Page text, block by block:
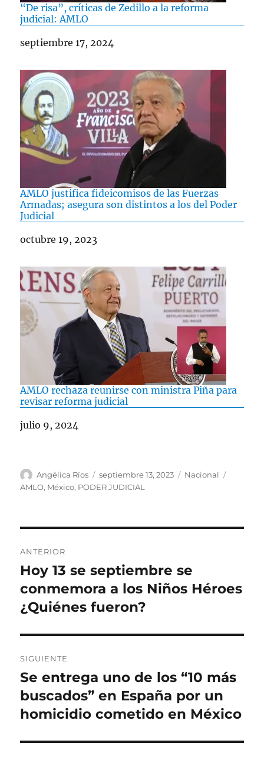
“De risa”, críticas de Zedillo a la reforma
judicial: AMLO
Fecha
septiembre 17, 2024
AMLO justifica fideicomisos de las Fuerzas
Armadas; asegura son distintos a los del Poder
Judicial
Fecha
octubre 19, 2023
AMLO rechaza reunirse con ministra Piña para
revisar reforma judicial
Fecha
julio 9, 2024
A
u
Angélica Ríos
P
u
o
e
septiembre 13, 2023
C
a
s
Nacional
AMLO, México, PODER JUDICIAL
a
v
e
g
a
c
i
ó
ANTERIOR
E
n
t
a
a
n
t
Hoy 13 se septiembre se
conmemora a los Niños Héroes
¿Quiénes fueron?
SIGUIENTE
E
n
t
a
Se entrega uno de los “10 más
buscados” en España por un
homicidio cometido en México